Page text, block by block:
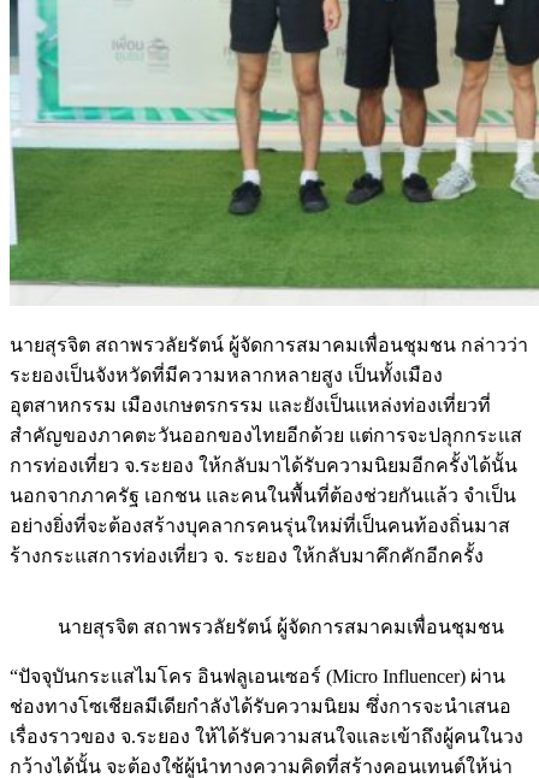
นายสุรจิต สถาพรวลัยรัตน์ ผู้จัดการสมาคมเพื่อนชุมชน กล่าวว่า
ระยองเป็นจังหวัดที่มีความหลากหลายสูง เป็นทั้งเมือง
อุตสาหกรรม เมืองเกษตรกรรม และยังเป็นแหล่งท่องเที่ยวที่
สำคัญของภาคตะวันออกของไทยอีกด้วย แต่การจะปลุกกระแส
การท่องเที่ยว จ.ระยอง ให้กลับมาได้รับความนิยมอีกครั้งได้นั้น
นอกจากภาครัฐ เอกชน และคนในพื้นที่ต้องช่วยกันแล้ว จำเป็น
อย่างยิ่งที่จะต้องสร้างบุคลากรคนรุ่นใหม่ที่เป็นคนท้องถิ่นมาส
ร้างกระแสการท่องเที่ยว จ. ระยอง ให้กลับมาคึกคักอีกครั้ง
นายสุรจิต สถาพรวลัยรัตน์ ผู้จัดการสมาคมเพื่อนชุมชน
“ปัจจุบันกระแสไมโคร อินฟลูเอนเซอร์ (Micro Influencer) ผ่าน
ช่องทางโซเชียลมีเดียกำลังได้รับความนิยม ซึ่งการจะนำเสนอ
เรื่องราวของ จ.ระยอง ให้ได้รับความสนใจและเข้าถึงผู้คนในวง
กว้างได้นั้น จะต้องใช้ผู้นำทางความคิดที่สร้างคอนเทนต์ให้น่า